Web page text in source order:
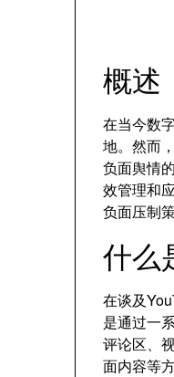
概述
在当今数
地。然而
负面舆情
效管理和
负面压制
什么
在谈及
是通过一
评论区、
面内容等